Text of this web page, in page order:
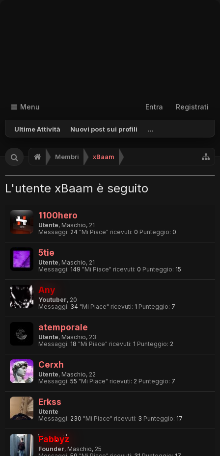
Menu
Ultime Attività Nuovi post sui profili ...
Entra Registrati
Membri xBaam
L'utente xBaam è seguito
1100hero
Utente, Maschio, 21
Messaggi: 24 "Mi Piace" ricevuti: 0 Punteggio: 0
5tie
Utente, Maschio, 21
Messaggi: 149 "Mi Piace" ricevuti: 0 Punteggio: 15
Any
Youtuber, 20
Messaggi: 34 "Mi Piace" ricevuti: 1 Punteggio: 7
atemporale
Utente, Maschio, 23
Messaggi: 18 "Mi Piace" ricevuti: 1 Punteggio: 2
Cerxh
Utente, Maschio, 22
Messaggi: 55 "Mi Piace" ricevuti: 2 Punteggio: 7
Erkss
Utente
Messaggi: 230 "Mi Piace" ricevuti: 3 Punteggio: 17
Fabbyz
Founder, Maschio, 25